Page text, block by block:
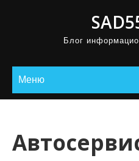
Блог
Меню